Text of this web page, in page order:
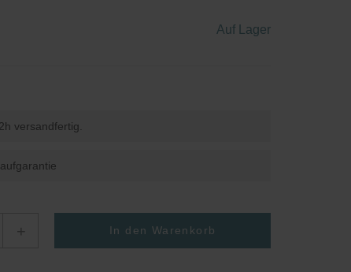
Auf Lager
versandfertig.
+ In den Warenkorb